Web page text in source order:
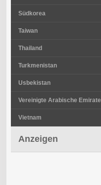
Südkorea
Taiwan
Thailand
Turkmenistan
Usbekistan
Vereinigte Arabische Emirate
Vietnam
Anzeigen